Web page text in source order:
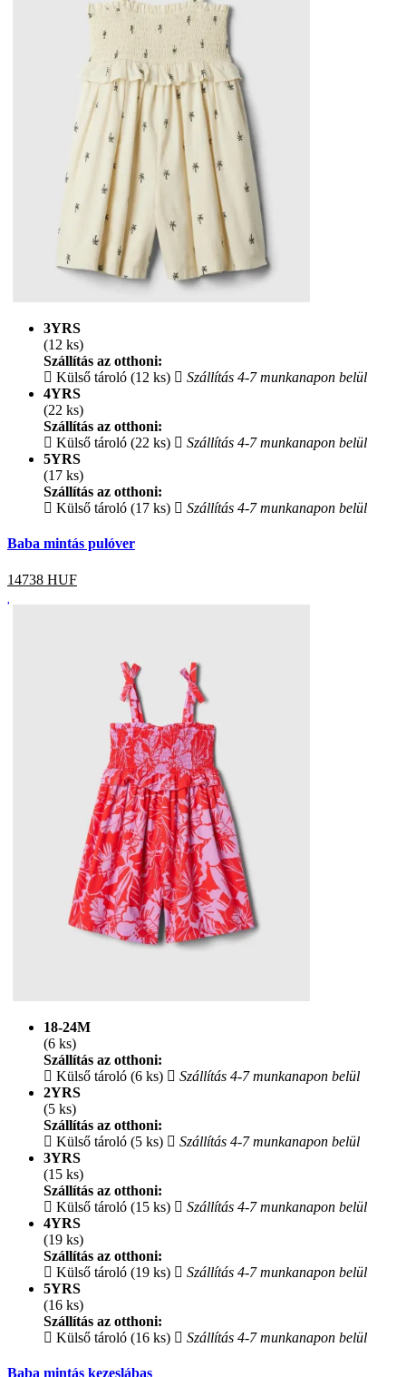
3YRS
(12 ks)
Szállítás az otthoni:
Külső tároló (12 ks)
Szállítás 4-7 munkanapon belül
4YRS
(22 ks)
Szállítás az otthoni:
Külső tároló (22 ks)
Szállítás 4-7 munkanapon belül
5YRS
(17 ks)
Szállítás az otthoni:
Külső tároló (17 ks)
Szállítás 4-7 munkanapon belül
Baba mintás pulóver
14738 HUF
18-24M
(6 ks)
Szállítás az otthoni:
Külső tároló (6 ks)
Szállítás 4-7 munkanapon belül
2YRS
(5 ks)
Szállítás az otthoni:
Külső tároló (5 ks)
Szállítás 4-7 munkanapon belül
3YRS
(15 ks)
Szállítás az otthoni:
Külső tároló (15 ks)
Szállítás 4-7 munkanapon belül
4YRS
(19 ks)
Szállítás az otthoni:
Külső tároló (19 ks)
Szállítás 4-7 munkanapon belül
5YRS
(16 ks)
Szállítás az otthoni:
Külső tároló (16 ks)
Szállítás 4-7 munkanapon belül
Baba mintás kezeslábas